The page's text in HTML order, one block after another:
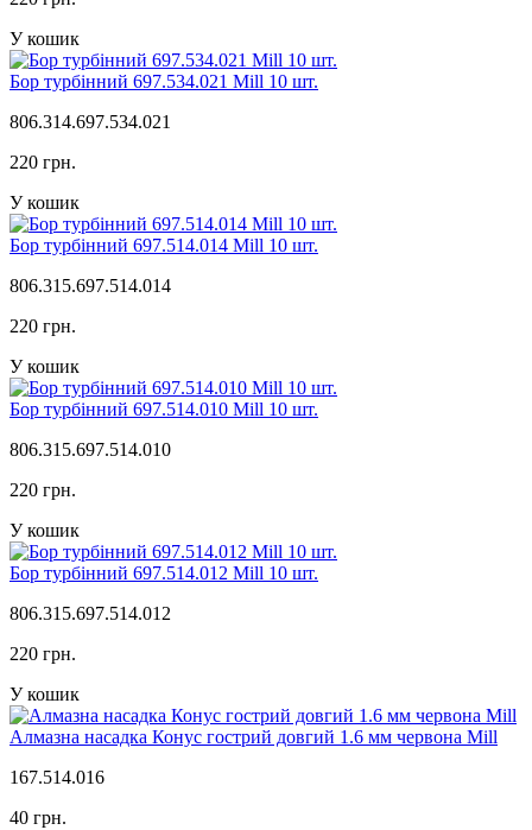
У кошик
Бор турбінний 697.534.021 Mill 10 шт.
806.314.697.534.021
220 грн.
У кошик
Бор турбінний 697.514.014 Mill 10 шт.
806.315.697.514.014
220 грн.
У кошик
Бор турбінний 697.514.010 Mill 10 шт.
806.315.697.514.010
220 грн.
У кошик
Бор турбінний 697.514.012 Mill 10 шт.
806.315.697.514.012
220 грн.
У кошик
Алмазна насадка Конус гострий довгий 1.6 мм червона Mill
167.514.016
40 грн.